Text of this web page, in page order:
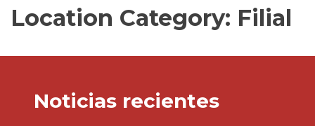
Location Category: Filial
Noticias recientes